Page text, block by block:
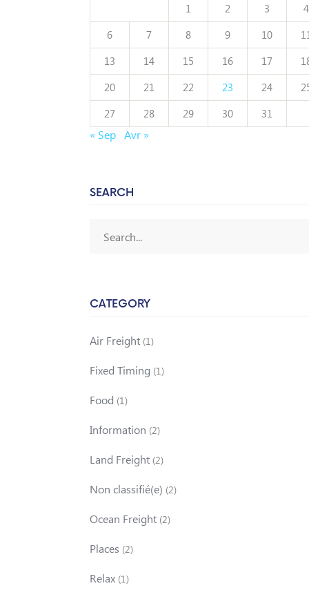
1
2 3
4
6
7 8 9 10
13
14 15 16 17
20
21 22 23 24
27
28 29 30 31
« Sep Avr »
SEARCH
CATEGORY
Air Freight (1)
Fixed Timing (1)
Food (1)
Information (2)
Land Freight (2)
Non classifié(e) (2)
Ocean Freight (2)
Places (2)
Relax (1)